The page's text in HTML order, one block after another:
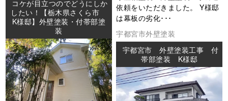
依頼をいただきました。 Y様邸
は幕板の劣化･･･
コケが目立つのでどうにしか
したい！【栃木県さくら市
K様邸】外壁塗装・付帯部塗
装
宇都宮市外壁塗装
宇都宮市 外壁塗装工事 付
帯部塗装 K様邸